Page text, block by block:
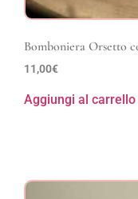
Bomboniera Orsetto
11,00€
Aggiungi al carrello